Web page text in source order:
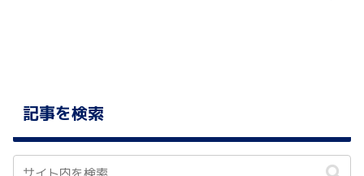
記事を検索